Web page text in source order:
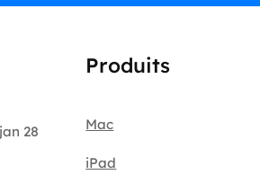
28
Produits
Mac
iPad